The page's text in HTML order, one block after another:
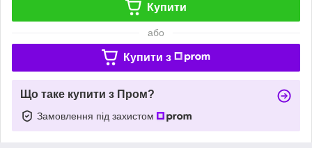
Купити
або
Купити з
Що таке купити з Пром?
Замовлення під захистом